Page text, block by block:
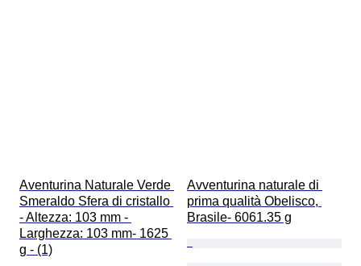
Aventurina Naturale Verde
Smeraldo Sfera di cristallo
- Altezza: 103 mm -
Larghezza: 103 mm- 1625
g - (1)
Avventurina naturale di
prima qualità Obelisco,
Brasile- 6061.35 g